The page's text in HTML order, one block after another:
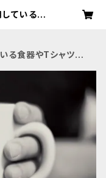
ている食
食器やTシャツ等